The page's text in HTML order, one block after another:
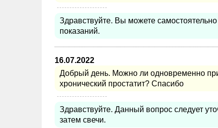
Здравствуйте. Вы можете
показаний.
16.07.2022
Добрый день. Можно ли одновременно
хронический простатит? Спасибо
Здравствуйте. Данный вопрос следует
затем свечи.